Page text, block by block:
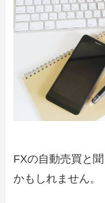
FXの自動売買と
かもしれません。